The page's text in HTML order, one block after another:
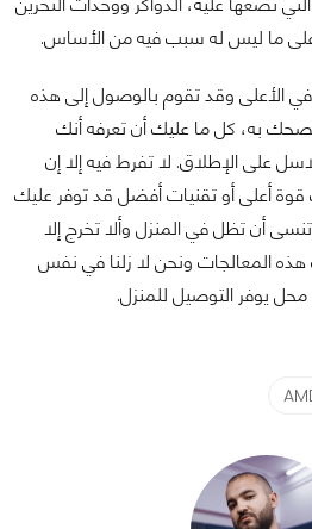
على ما ليس له سبب فيه من الأساس.
في الأعلى وقد تقوم بالوصول إلى هذه
به، كل ما عليك أن تعرفه أنك
على الإطلاق. لا تفرط فيه إلا إن
أعلى أو تقنيات أفضل قد توفر عليك
أن تظل في المنزل وألا تخرج إلا
المعالجات ونحن لا زلنا في نفس
يوفر التوصيل للمنزل.